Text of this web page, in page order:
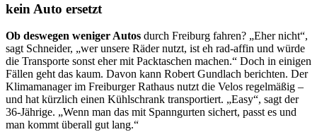
kein Auto ersetzt
Ob deswegen weniger Autos durch Freiburg fahren? „Eher nicht“,
sagt Schneider, „wer unsere Räder nutzt, ist eh rad-affin und würde
die Transporte sonst eher mit Packtaschen machen.“ Doch in einigen
Fällen geht das kaum. Davon kann Robert Gundlach berichten. Der
Klimamanager im Freiburger Rathaus nutzt die Velos regelmäßig –
und hat kürzlich einen Kühlschrank transportiert. „Easy“, sagt der
36-Jährige. „Wenn man das mit Spanngurten sichert, passt es und
man kommt überall gut lang.“